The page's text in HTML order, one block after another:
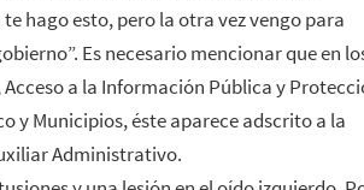
hago esto, pero la otra vez vengo para
Es necesario mencionar que en
a la Información Pública y
y Municipios, éste aparece adscrito a la
Administrativo.